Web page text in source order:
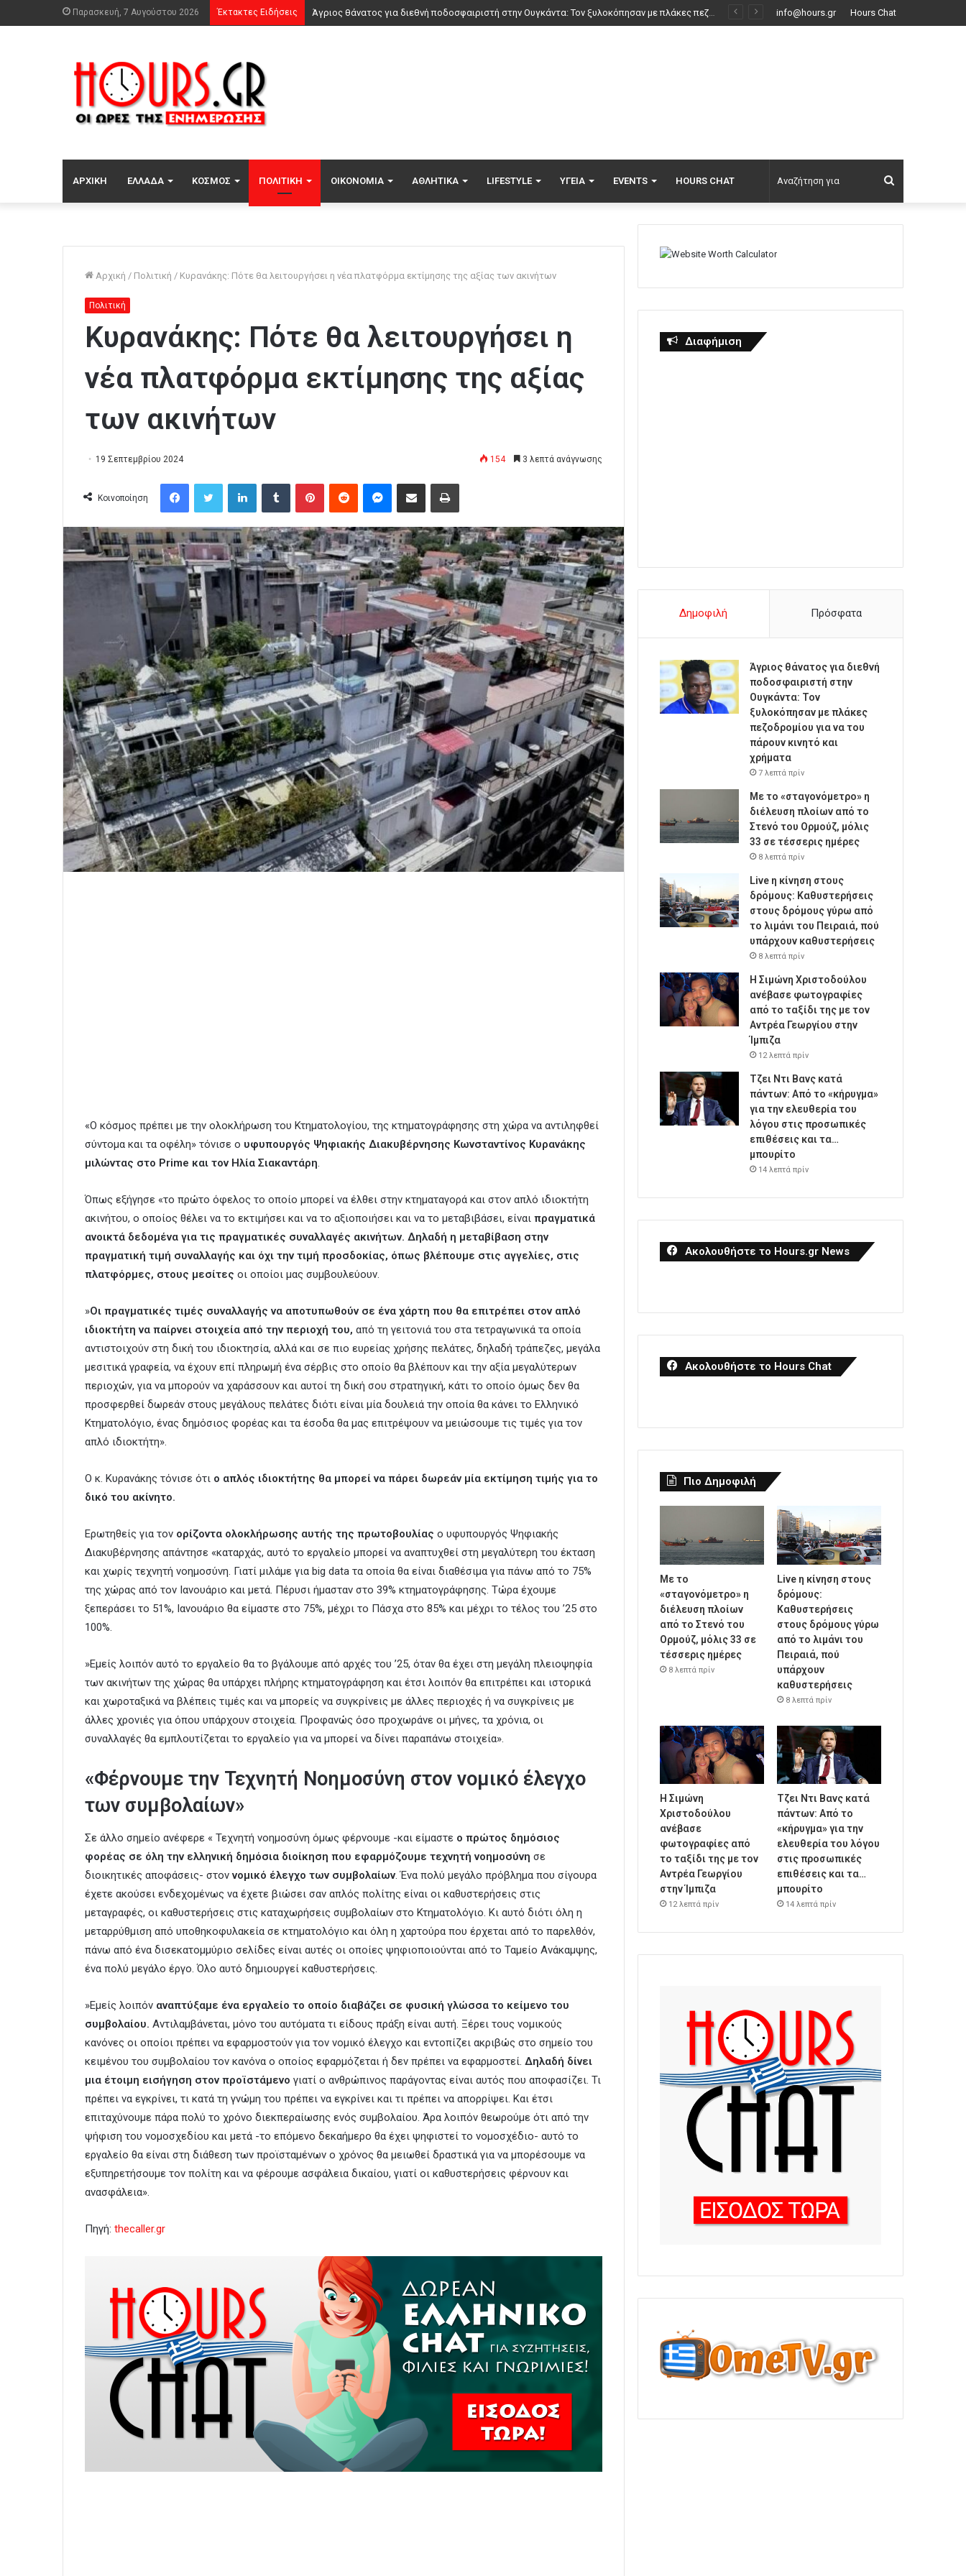
Παρασκευή, 7 Αυγούστου 2026 Έκτακτες Ειδήσεις Με το «σταγονόμετρο» η διέλευση πλοίων από το Στενό του Ορμούζ, μόλις 33 σε τέσσερις ημέρες info@hours.gr Hours Chat
ΑΡΧΙΚΉ ΕΛΛΆΔΑ ΚΌΣΜΟΣ ΠΟΛΙΤΙΚΉ ΟΙΚΟΝΟΜΊΑ ΑΘΛΗΤΙΚΆ LIFESTYLE ΥΓΕΊΑ EVENTS HOURS CHAT
για
Αρχική / Πολιτική / Κυρανάκης: Πότε θα λειτουργήσει η νέα πλατφόρμα εκτίμησης της αξίας των ακινήτων
Πολιτική
Κυρανάκης: Πότε θα λειτουργήσει η
νέα πλατφόρμα εκτίμησης της αξίας
των ακινήτων
19 Σεπτεμβρίου 2024 154 3 λεπτά ανάγνωσης
Κοινοποίηση
«Ο κόσμος πρέπει με την ολοκλήρωση του Κτηματολογίου, της κτηματογράφησης στη χώρα να αντιληφθεί
σύντομα και τα οφέλη» τόνισε ο υφυπουργός Ψηφιακής Διακυβέρνησης Κωνσταντίνος Κυρανάκης
μιλώντας στο Prime και τον Ηλία Σιακαντάρη.
Όπως εξήγησε «το πρώτο όφελος το οποίο μπορεί να έλθει στην κτηματαγορά και στον απλό ιδιοκτήτη
ακινήτου, ο οποίος θέλει να το εκτιμήσει και να το αξιοποιήσει και να το μεταβιβάσει, είναι πραγματικά
ανοικτά δεδομένα για τις πραγματικές συναλλαγές ακινήτων. Δηλαδή η μεταβίβαση στην
πραγματική τιμή συναλλαγής και όχι την τιμή προσδοκίας, όπως βλέπουμε στις αγγελίες, στις
πλατφόρμες, στους μεσίτες οι οποίοι μας συμβουλεύουν.
»Οι πραγματικές τιμές συναλλαγής να αποτυπωθούν σε ένα χάρτη που θα επιτρέπει στον απλό
ιδιοκτήτη να παίρνει στοιχεία από την περιοχή του, από τη γειτονιά του στα τετραγωνικά τα οποία
αντιστοιχούν στη δική του ιδιοκτησία, αλλά και σε πιο ευρείας χρήσης πελάτες, δηλαδή τράπεζες, μεγάλα
μεσιτικά γραφεία, να έχουν επί πληρωμή ένα σέρβις στο οποίο θα βλέπουν και την αξία μεγαλύτερων
περιοχών, για να μπορούν να χαράσσουν και αυτοί τη δική σου στρατηγική, κάτι το οποίο όμως δεν θα
προσφερθεί δωρεάν στους μεγάλους πελάτες διότι είναι μία δουλειά την οποία θα κάνει το Ελληνικό
Κτηματολόγιο, ένας δημόσιος φορέας και τα έσοδα θα μας επιτρέψουν να μειώσουμε τις τιμές για τον
απλό ιδιοκτήτη».
Ο κ. Κυρανάκης τόνισε ότι ο απλός ιδιοκτήτης θα μπορεί να πάρει δωρεάν μία εκτίμηση τιμής για το
δικό του ακίνητο.
Ερωτηθείς για τον ορίζοντα ολοκλήρωσης αυτής της πρωτοβουλίας ο υφυπουργός Ψηφιακής
Διακυβέρνησης απάντησε «καταρχάς, αυτό το εργαλείο μπορεί να αναπτυχθεί στη μεγαλύτερη του έκταση
και χωρίς τεχνητή νοημοσύνη. Γιατί μιλάμε για big data τα οποία θα είναι διαθέσιμα για πάνω από το 75%
της χώρας από τον Ιανουάριο και μετά. Πέρυσι ήμασταν στο 39% κτηματογράφησης. Τώρα έχουμε
ξεπεράσει το 51%, Ιανουάριο θα είμαστε στο 75%, μέχρι το Πάσχα στο 85% και μέχρι το τέλος του ’25 στο
100%.
»Εμείς λοιπόν αυτό το εργαλείο θα το βγάλουμε από αρχές του ’25, όταν θα έχει στη μεγάλη πλειοψηφία
των ακινήτων της χώρας θα υπάρχει πλήρης κτηματογράφηση και έτσι λοιπόν θα επιτρέπει και ιστορικά
και χωροταξικά να βλέπεις τιμές και να μπορείς να συγκρίνεις με άλλες περιοχές ή να συγκρίνεις με
άλλες χρονιές για όπου υπάρχουν στοιχεία. Προφανώς όσο προχωράνε οι μήνες, τα χρόνια, οι
συναλλαγές θα εμπλουτίζεται το εργαλείο για να μπορεί να δίνει παραπάνω στοιχεία».
«Φέρνουμε την Τεχνητή Νοημοσύνη στον νομικό έλεγχο
των συμβολαίων»
Σε άλλο σημείο ανέφερε « Τεχνητή νοημοσύνη όμως φέρνουμε -και είμαστε ο πρώτος δημόσιος
φορέας σε όλη την ελληνική δημόσια διοίκηση που εφαρμόζουμε τεχνητή νοημοσύνη σε
διοικητικές αποφάσεις- στον νομικό έλεγχο των συμβολαίων. Ένα πολύ μεγάλο πρόβλημα που σίγουρα
έχετε ακούσει ενδεχομένως να έχετε βιώσει σαν απλός πολίτης είναι οι καθυστερήσεις στις
μεταγραφές, οι καθυστερήσεις στις καταχωρήσεις συμβολαίων στο Κτηματολόγιο. Κι αυτό διότι όλη η
μεταρρύθμιση από υποθηκοφυλακεία σε κτηματολόγιο και όλη η χαρτούρα που έρχεται από το παρελθόν,
πάνω από ένα δισεκατομμύριο σελίδες είναι αυτές οι οποίες ψηφιοποιούνται από το Ταμείο Ανάκαμψης,
ένα πολύ μεγάλο έργο. Όλο αυτό δημιουργεί καθυστερήσεις.
»Εμείς λοιπόν αναπτύξαμε ένα εργαλείο το οποίο διαβάζει σε φυσική γλώσσα το κείμενο του
συμβολαίου. Αντιλαμβάνεται, μόνο του αυτόματα τι είδους πράξη είναι αυτή. Ξέρει τους νομικούς
κανόνες οι οποίοι πρέπει να εφαρμοστούν για τον νομικό έλεγχο και εντοπίζει ακριβώς στο σημείο του
κειμένου του συμβολαίου τον κανόνα ο οποίος εφαρμόζεται ή δεν πρέπει να εφαρμοστεί. Δηλαδή δίνει
μια έτοιμη εισήγηση στον προϊστάμενο γιατί ο ανθρώπινος παράγοντας είναι αυτός που αποφασίζει. Τι
πρέπει να εγκρίνει, τι κατά τη γνώμη του πρέπει να εγκρίνει και τι πρέπει να απορρίψει. Και έτσι
επιταχύνουμε πάρα πολύ το χρόνο διεκπεραίωσης ενός συμβολαίου. Άρα λοιπόν θεωρούμε ότι από την
ψήφιση του νομοσχεδίου και μετά -το επόμενο δεκαήμερο θα έχει ψηφιστεί το νομοσχέδιο- αυτό το
εργαλείο θα είναι στη διάθεση των προϊσταμένων ο χρόνος θα μειωθεί δραστικά για να μπορέσουμε να
εξυπηρετήσουμε τον πολίτη και να φέρουμε ασφάλεια δικαίου, γιατί οι καθυστερήσεις φέρνουν και
ανασφάλεια».
Πηγή: thecaller.gr
Διαφήμιση
Δημοφιλή Πρόσφατα
Άγριος θάνατος για διεθνή
ποδοσφαιριστή στην
Ουγκάντα: Τον
ξυλοκόπησαν με πλάκες
πεζοδρομίου για να του
πάρουν κινητό και
χρήματα
7 λεπτά πρίν
Με το «σταγονόμετρο» η
διέλευση πλοίων από το
Στενό του Ορμούζ, μόλις
33 σε τέσσερις ημέρες
8 λεπτά πρίν
Live η κίνηση στους
δρόμους: Καθυστερήσεις
στους δρόμους γύρω από
το λιμάνι του Πειραιά, πού
υπάρχουν καθυστερήσεις
8 λεπτά πρίν
Η Σιμώνη Χριστοδούλου
ανέβασε φωτογραφίες
από το ταξίδι της με τον
Αντρέα Γεωργίου στην
Ίμπιζα
12 λεπτά πρίν
Τζει Ντι Βανς κατά
πάντων: Από το «κήρυγμα»
για την ελευθερία του
λόγου στις προσωπικές
επιθέσεις και τα…
μπουρίτο
14 λεπτά πρίν
Ακολουθήστε το Hours.gr News
Ακολουθήστε το Hours Chat
Πιο Δημοφιλή
Με το
«σταγονόμετρο» η
διέλευση πλοίων
από το Στενό του
Ορμούζ, μόλις 33 σε
τέσσερις ημέρες
8 λεπτά πρίν
Live η κίνηση στους
δρόμους:
Καθυστερήσεις
στους δρόμους γύρω
από το λιμάνι του
Πειραιά, πού
υπάρχουν
καθυστερήσεις
8 λεπτά πρίν
Η Σιμώνη
Χριστοδούλου
ανέβασε
φωτογραφίες από
το ταξίδι της με τον
Αντρέα Γεωργίου
στην Ίμπιζα
12 λεπτά πρίν
Τζει Ντι Βανς κατά
πάντων: Από το
«κήρυγμα» για την
ελευθερία του λόγου
στις προσωπικές
επιθέσεις και τα…
μπουρίτο
14 λεπτά πρίν